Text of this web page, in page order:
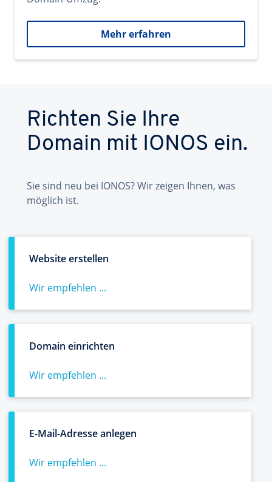
Mehr erfahren
Richten Sie Ihre
Domain mit IONOS ein.
Sie sind neu bei IONOS? Wir zeigen Ihnen, was
möglich ist.
Website erstellen
Wir empfehlen ...
Domain einrichten
Wir empfehlen ...
E-Mail-Adresse anlegen
Wir empfehlen ...